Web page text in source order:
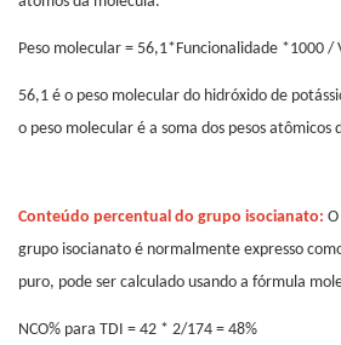
Peso molecular = 56,1*Funcionalidade *1000 /
56,1 é o peso molecular do hidróxido de
o peso molecular é a soma dos pesos atômicos
Conteúdo percentual do grupo isocianato:
grupo isocianato é normalmente expresso
puro, pode ser calculado usando a fórmula
NCO% para TDI = 42 * 2/174 = 48%